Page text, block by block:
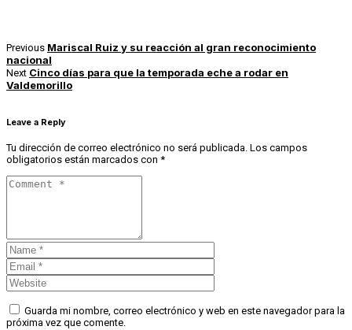
Previous Mariscal Ruiz y su reacción al gran reconocimiento
nacional
Next Cinco días para que la temporada eche a rodar en
Valdemorillo
Leave a Reply
Tu dirección de correo electrónico no será publicada. Los campos
obligatorios están marcados con *
Guarda mi nombre, correo electrónico y web en este navegador para la
próxima vez que comente.